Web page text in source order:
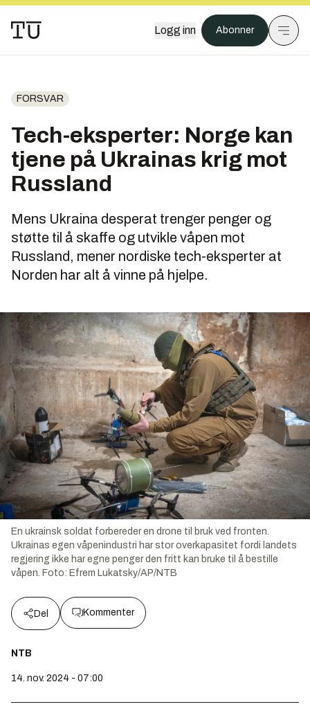
Logg inn Abonner
FORSVAR
Tech-eksperter: Norge kan
tjene på Ukrainas krig mot
Russland
Mens Ukraina desperat trenger penger og
støtte til å skaffe og utvikle våpen mot
Russland, mener nordiske tech-eksperter at
Norden har alt å vinne på hjelpe.
En ukrainsk soldat forbereder en drone til bruk ved fronten.
Ukrainas egen våpenindustri har stor overkapasitet fordi landets
regjering ikke har egne penger den fritt kan bruke til å bestille
våpen. Foto: Efrem Lukatsky/AP/NTB
Del Kommenter
NTB
14. nov. 2024 - 07:00